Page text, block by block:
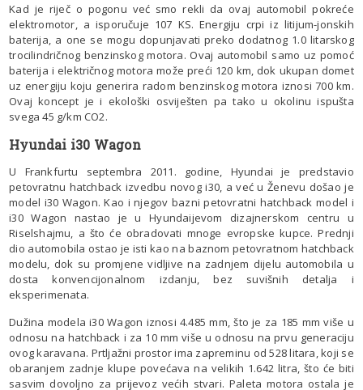
Kad je riječ o pogonu već smo rekli da ovaj automobil pokreće
elektromotor, a isporučuje 107 KS. Energiju crpi iz litijum-jonskih
baterija, a one se mogu dopunjavati preko dodatnog 1.0 litarskog
trocilindričnog benzinskog motora. Ovaj automobil samo uz pomoć
baterija i električnog motora može preći 120 km, dok ukupan domet
uz energiju koju generira radom benzinskog motora iznosi 700 km.
Ovaj koncept je i ekološki osviješten pa tako u okolinu ispušta
svega 45 g/km CO2.
Hyundai i30 Wagon
U Frankfurtu septembra 2011. godine, Hyundai je predstavio
petovratnu hatchback izvedbu novog i30, a već u Ženevu došao je
model i30 Wagon. Kao i njegov bazni petovratni hatchback model i
i30 Wagon nastao je u Hyundaijevom dizajnerskom centru u
Riselshajmu, a što će obradovati mnoge evropske kupce. Prednji
dio automobila ostao je isti kao na baznom petovratnom hatchback
modelu, dok su promjene vidljive na zadnjem dijelu automobila u
dosta konvencijonalnom izdanju, bez suvišnih detalja i
eksperimenata.
Dužina modela i30 Wagon iznosi 4.485 mm, što je za 185 mm više u
odnosu na hatchback i za 10 mm više u odnosu na prvu generaciju
ovog karavana. Prtljažni prostor ima zapreminu od 528 litara, koji se
obaranjem zadnje klupe povećava na velikih 1.642 litra, što će biti
sasvim dovoljno za prijevoz većih stvari. Paleta motora ostala je